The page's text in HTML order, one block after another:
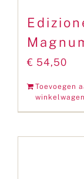
€ 54,50
Toevoegen
winkelwagen